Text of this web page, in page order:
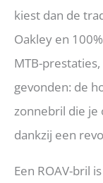
kiest dan de
Oakley en
MTB-
gevonden: de
zonnebril die je
dankzij een
Een ROAV-bril